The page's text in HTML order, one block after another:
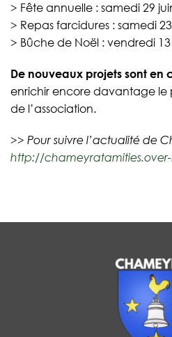
> Fête annuelle : samedi 29
> Repas farcidures : samedi
> Bûche de Noël : vendredi
De nouveaux projets sont en
enrichir encore davantage le
de l’association.
>> Pour suivre l’actualité de
http://